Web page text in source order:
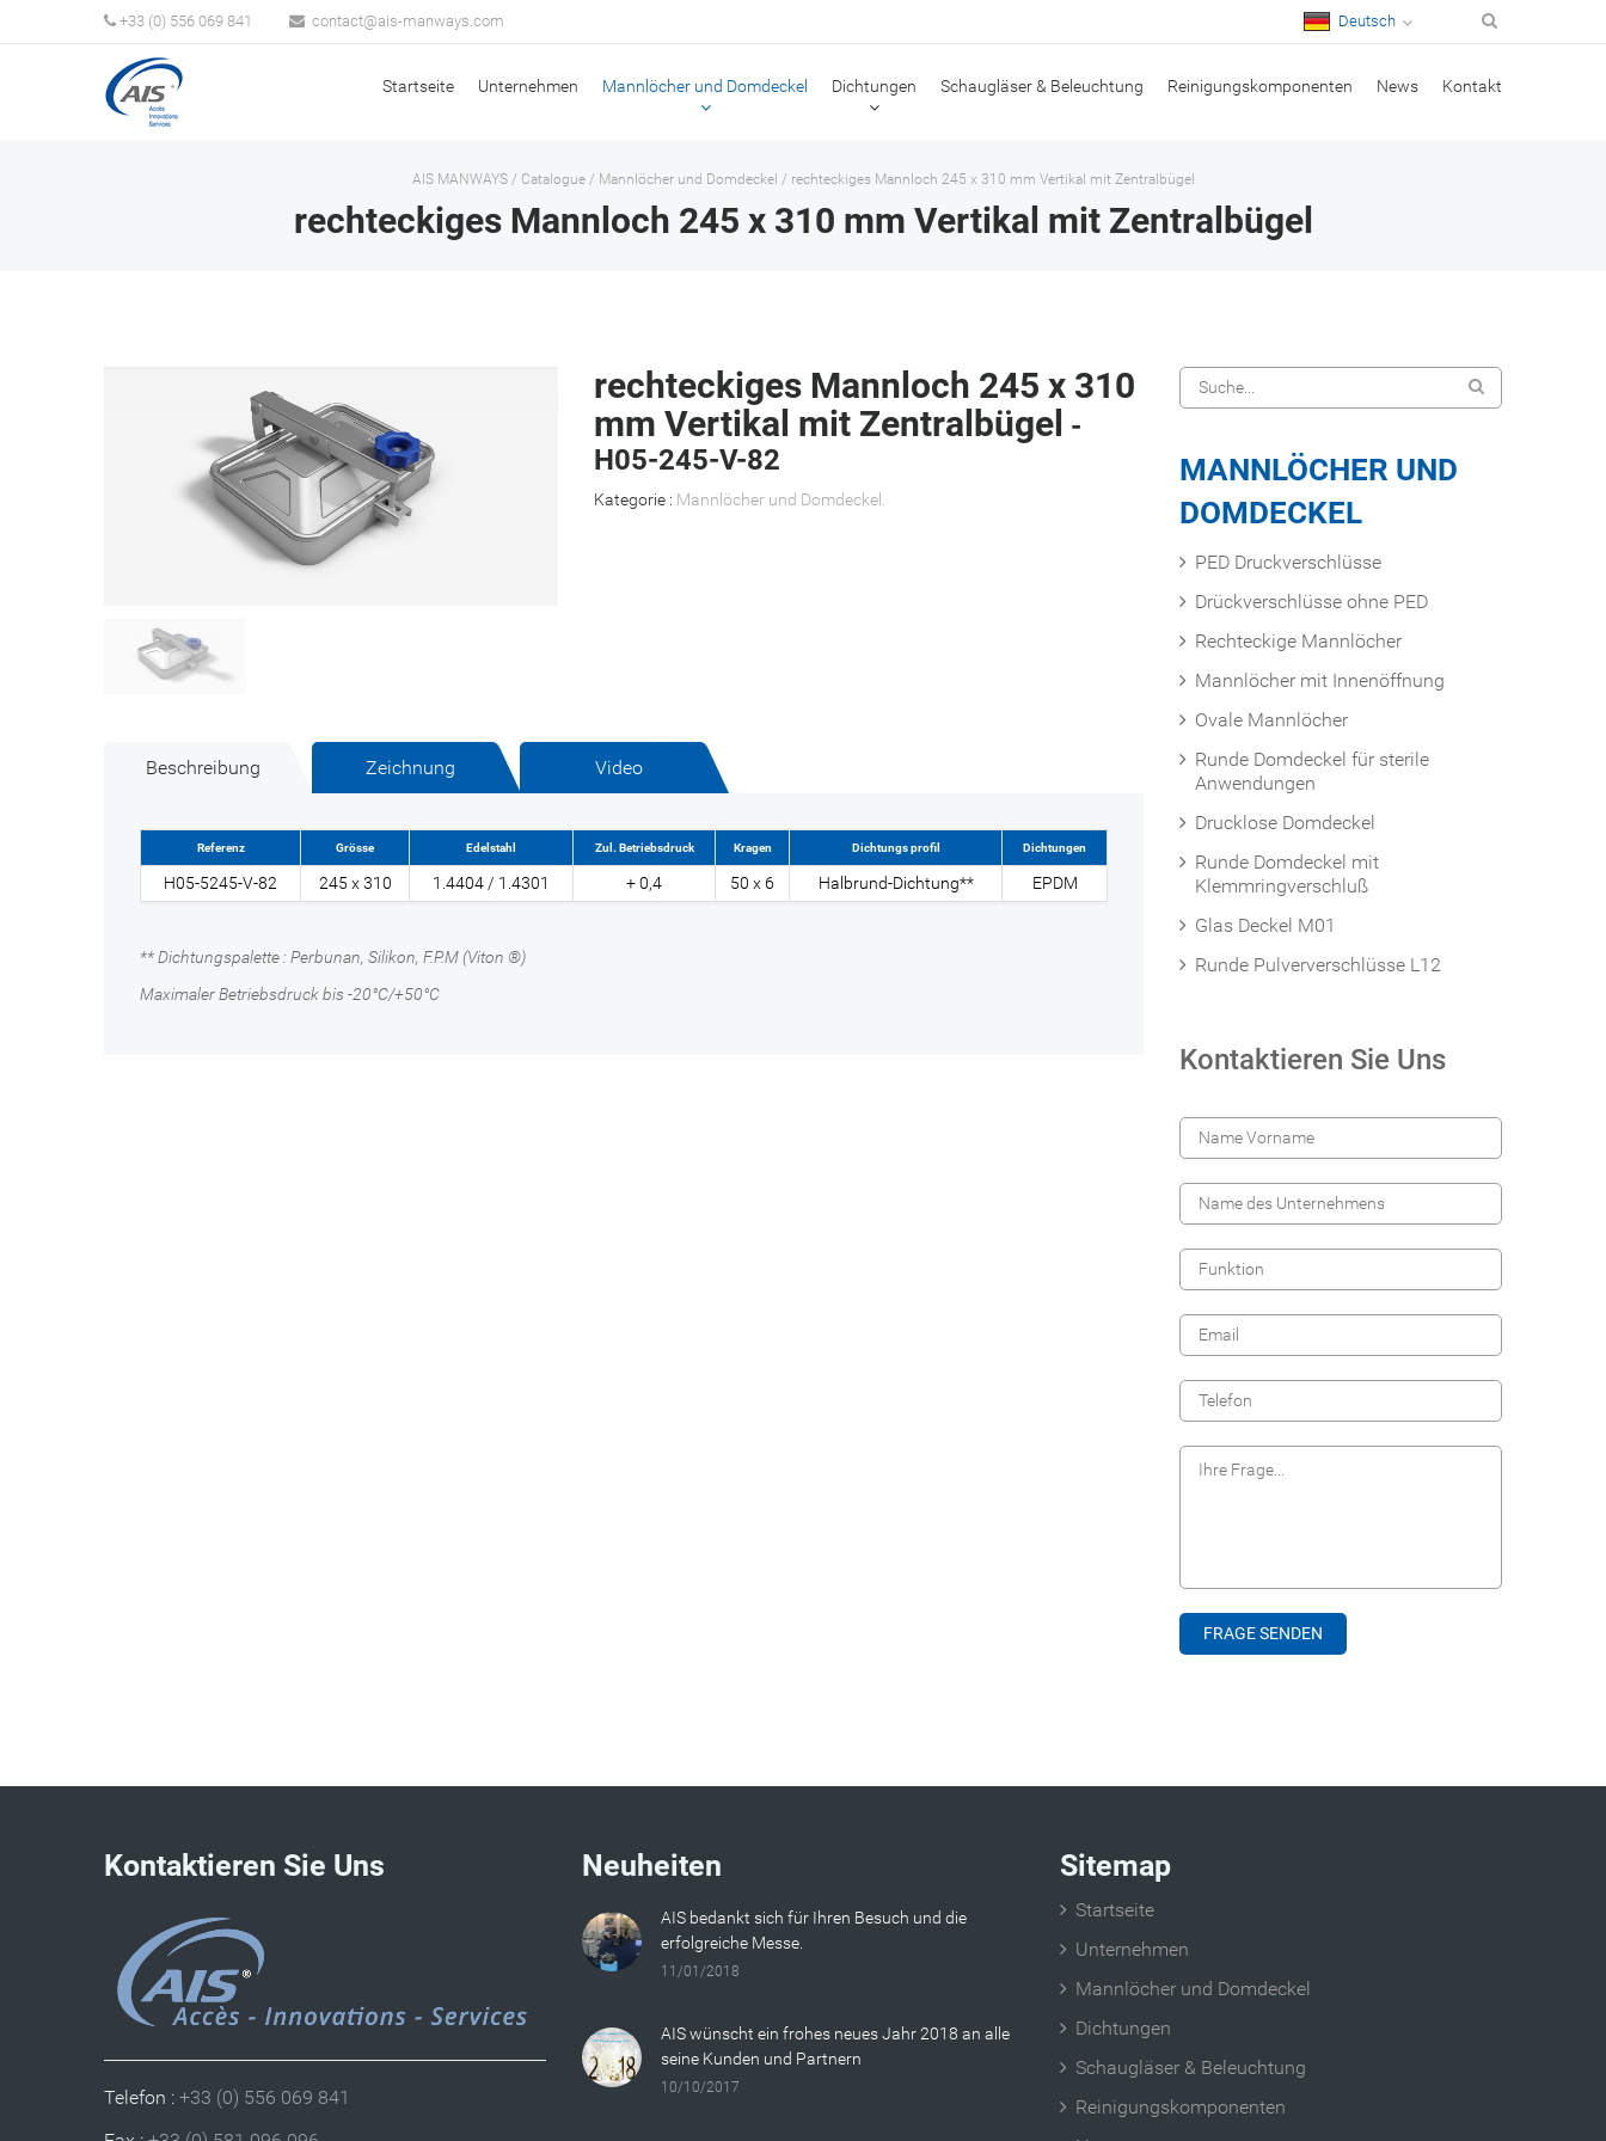
Deutsch
+33 (0) 556 069 841
Startseite Unternehmen Mannlöcher und Domdeckel Dichtungen Schaugläser & Beleuchtung Reinigungskomponenten News Kontakt
AIS MANWAYS/ Catalogue/ Mannlöcher und Domdeckel / rechteckiges Mannloch 245 x 310 mm Vertikal mit Zentralbügel
rechteckiges Mannloch 245 x 310 mm Vertikal mit Zentralbügel
rechteckiges Mannloch 245 x 310
mm Vertikal mit Zentralbügel -
H05-245-V-82
Kategorie : Mannlöcher und Domdeckel
Beschreibung Zeichnung Video
Referenz Grösse Edelstahl Zul. Betriebsdruck Kragen Dichtungs profil Dichtungen
H05-5245-V-82 245 x 310 1.4404 / 1.4301 + 0,4 50 x 6 Halbrund-Dichtung** EPDM
** Dichtungspalette : Perbunan, Silikon, F.P.M (Viton ®)
Maximaler Betriebsdruck bis -20°C/+50°C
MANNLÖCHER UND
DOMDECKEL
PED Druckverschlüsse
Drückverschlüsse ohne PED
Rechteckige Mannlöcher
Mannlöcher mit Innenöffnung
Ovale Mannlöcher
Runde Domdeckel für sterile
Anwendungen
Drucklose Domdeckel
Runde Domdeckel mit
Klemmringverschluß
Glas Deckel M01
Runde Pulververschlüsse L12
Kontaktieren Sie Uns
Kontaktieren Sie Uns
Telefon : +33 (0) 556 069 841
Neuheiten
AIS bedankt sich für Ihren Besuch und die
erfolgreiche Messe.
11/01/2018
AIS wünscht ein frohes neues Jahr 2018 an alle
seine Kunden und Partnern
10/10/2017
Sitemap
Startseite
Unternehmen
Mannlöcher und Domdeckel
Dichtungen
Schaugläser & Beleuchtung
Reinigungskomponenten